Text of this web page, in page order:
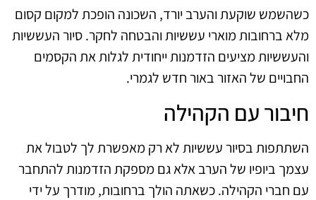
כשהשמש שוקעת והערב יורד, השכונה הופכת למקום קסום
מלא ברחובות מוארי עששיות והבטחה לחקר. סיור העששיות
והעששיות מציעים הזדמנות ייחודית לגלות את הקסמים
החבויים של האזור באור חדש לגמרי.
חיבור עם הקהילה
השתתפות בסיור עששיות לא רק מאפשרת לך לטבול את
עצמך ביופיו של הערב אלא גם מספקת הזדמנות להתחבר
עם חברי הקהילה. כשאתה הולך ברחובות, מודרך על ידי